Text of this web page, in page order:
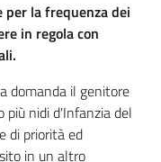
per la frequenza dei
in regola con
domanda il genitore
più nidi d'Infanzia del
di priorità ed
in un altro